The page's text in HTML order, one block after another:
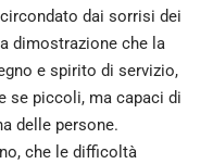
dai sorrisi dei
dimostrazione che la
e spirito di servizio,
se piccoli, ma capaci di
delle persone.
che le difficoltà